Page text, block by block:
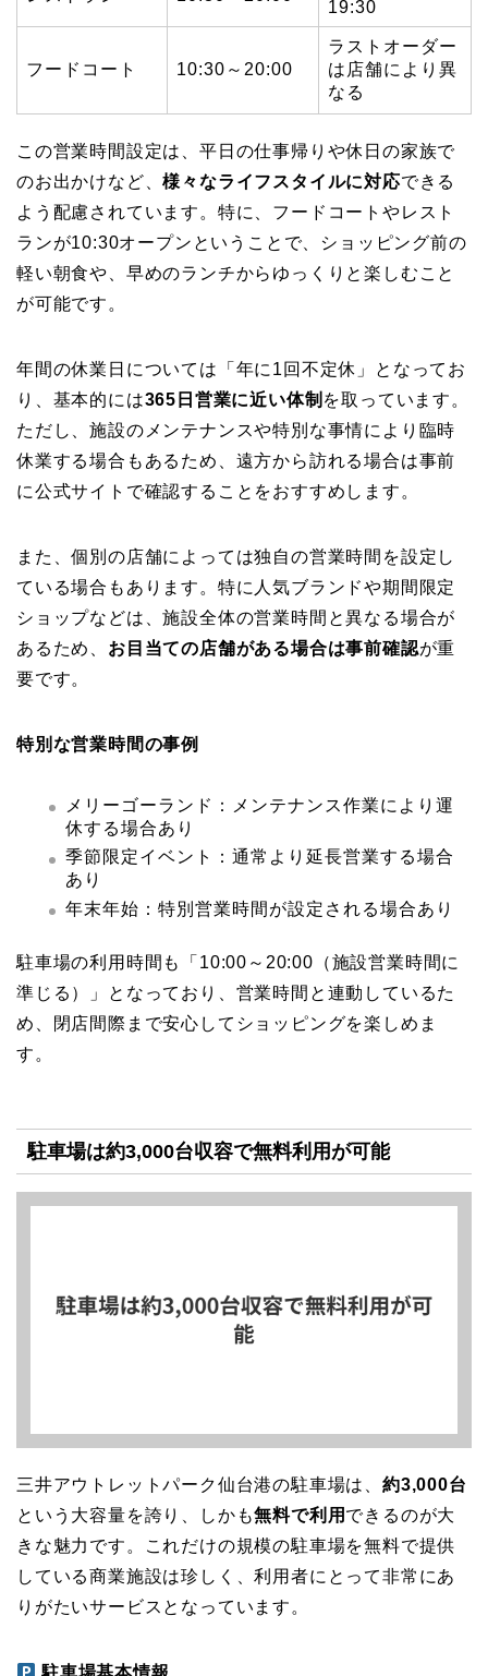
19:30
フードコート 10:30～20:00
ラストオーダー
は店舗により異
なる
この営業時間設定は、平日の仕事帰りや休日の家族で
のお出かけなど、様々なライフスタイルに対応できる
よう配慮されています。特に、フードコートやレスト
ランが10:30オープンということで、ショッピング前の
軽い朝食や、早めのランチからゆっくりと楽しむこと
が可能です。
年間の休業日については「年に1回不定休」となってお
り、基本的には365日営業に近い体制 を取っています。
ただし、施設のメンテナンスや特別な事情により臨時
休業する場合もあるため、遠方から訪れる場合は事前
に公式サイトで確認することをおすすめします。
また、個別の店舗によっては独自の営業時間を設定し
ている場合もあります。特に人気ブランドや期間限定
ショップなどは、施設全体の営業時間と異なる場合が
あるため、 お目当ての店舗がある場合は事前確認が重
要です。
特別な営業時間の事例
メリーゴーランド：メンテナンス作業により運
休する場合あり
季節限定イベント：通常より延長営業する場合
あり
年末年始：特別営業時間が設定される場合あり
駐車場の利用時間も「10:00～20:00（施設営業時間に
準じる）」となっており、営業時間と連動しているた
め、閉店間際まで安心してショッピングを楽しめま
す。
駐車場は約3,000台収容で無料利用が可能
三井アウトレットパーク仙台港の駐車場は、 約3,000台
という大容量を誇り、しかも無料で利用 できるのが大
きな魅力です。これだけの規模の駐車場を無料で提供
している商業施設は珍しく、利用者にとって非常にあ
りがたいサービスとなっています。